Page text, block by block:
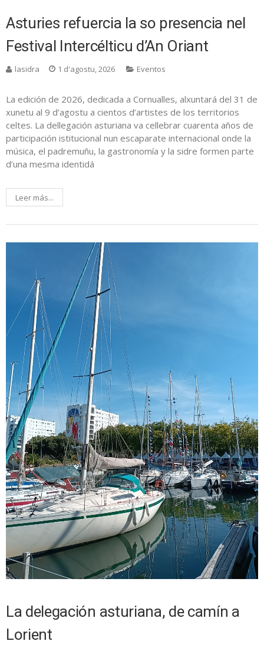
Asturies refuercia la so presencia nel
Festival Intercélticu d’An Oriant
lasidra 1 d'agostu, 2026 Eventos
La edición de 2026, dedicada a Cornualles, alxuntará del 31 de
xunetu al 9 d’agostu a cientos d’artistes de los territorios
celtes. La dellegación asturiana va cellebrar cuarenta años de
participación istitucional nun escaparate internacional onde la
música, el padremuñu, la gastronomía y la sidre formen parte
d’una mesma identidá
Leer más...
La delegación asturiana, de camín a
Lorient